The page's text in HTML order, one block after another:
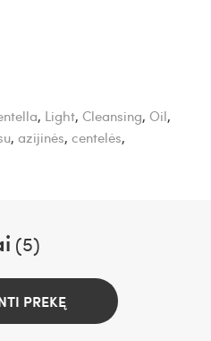
, Light, Cleansing, Oil,
, azijinės, centelės,
(5)
PREKĘ